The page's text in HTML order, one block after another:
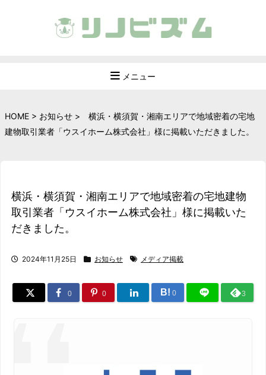
メニュー
HOME > お知らせ >
横浜・横須賀・湘南エリアで地域密着の宅地
建物取引業者「ウスイホーム株式会社」様に掲載いただきました。
横浜・横須賀・湘南エリアで地域密着の宅地建物
取引業者「ウスイホーム株式会社」様に掲載いた
だきました。
2024年11月25日 お知らせ メディア掲載
0 0 B! 0 3